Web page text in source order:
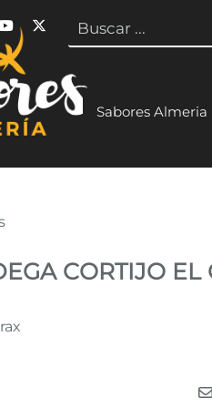
a Facebook
a Instagram
Enlace a Youtube Channel
Enlace a X (Twitter)
Buscar
Sabores Almeria
CORTIJO EL